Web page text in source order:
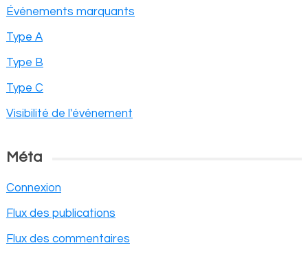
Événements marquants
Type A
Type B
Type C
Visibilité de l'événement
Méta
Connexion
Flux des publications
Flux des commentaires